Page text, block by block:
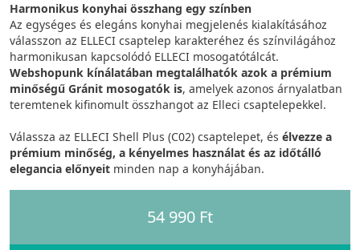
Harmonikus konyhai összhang egy színben
Az egységes és elegáns konyhai megjelenés kialakításához
válasszon az ELLECI csaptelep karakteréhez és színvilágához
harmonikusan kapcsolódó ELLECI mosogatótálcát.
Webshopunk kínálatában megtalálhatók azok a prémium
minőségű Gránit mosogatók is, amelyek azonos árnyalatban
teremtenek kifinomult összhangot az Elleci csaptelepekkel.
Válassza az ELLECI Shell Plus (C02) csaptelepet, és élvezze a
prémium minőség, a kényelmes használat és az időtálló
elegancia előnyeit minden nap a konyhájában.
54 990 Ft